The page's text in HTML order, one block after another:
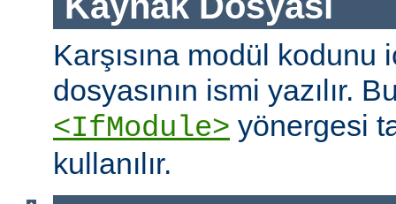
Karşısına modül kodunu
dosyasının ismi yazılır.
<IfModule> yönergesi
kullanılır.